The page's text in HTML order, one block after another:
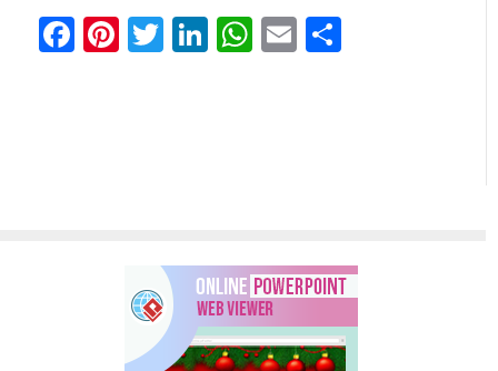
Facebook
Pinterest
Twitter
LinkedIn
WhatsApp
Email